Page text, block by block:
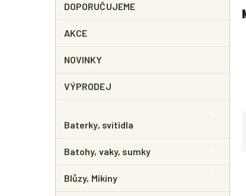
A
N
P
N
DOPORUČUJEME
AKCE
NOVINKY
VÝPRODEJ
Baterky, svítidla
Batohy, vaky, sumky
Blůzy, Mikiny